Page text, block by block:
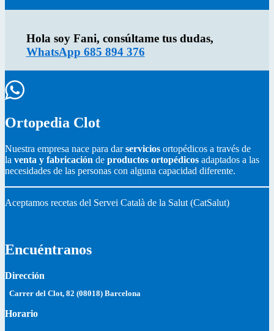
Hola soy Fani, consúltame tus dudas,
WhatsApp 685 894 376
Ortopedia Clot
Nuestra empresa nace para darservicios ortopédicos a través de
la venta y fabricación de productos ortopédicos adaptados a las
necesidades de las personas con alguna capacidad diferente.
Aceptamos recetas del Servei Català de la Salut (CatSalut)
Encuéntranos
Dirección
Carrer del Clot, 82 (08018) Barcelona
Horario